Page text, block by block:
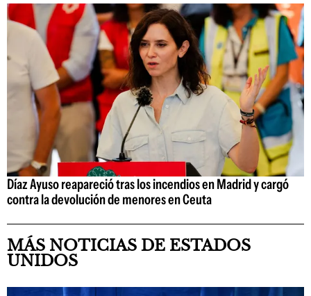
Díaz Ayuso reapareció tras los incendios en Madrid y cargó
contra la devolución de menores en Ceuta
MÁS NOTICIAS DE ESTADOS
UNIDOS